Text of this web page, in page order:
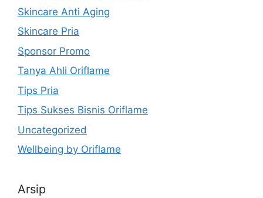
Skincare Anti Aging
Skincare Pria
Sponsor Promo
Tanya Ahli Oriflame
Tips Pria
Tips Sukses Bisnis Oriflame
Uncategorized
Wellbeing by Oriflame
Arsip